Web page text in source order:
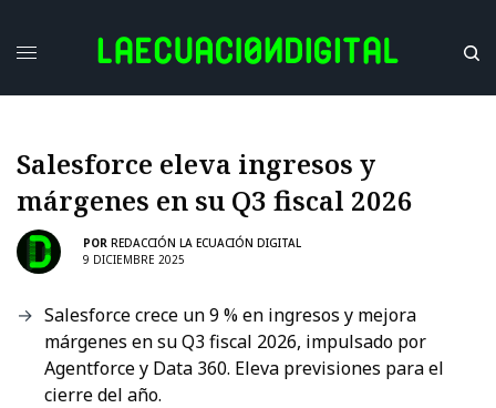
Salesforce eleva ingresos y
márgenes en su Q3 fiscal 2026
POR REDACCIÓN LA ECUACIÓN DIGITAL
9 DICIEMBRE 2025
Salesforce crece un 9 % en ingresos y mejora
márgenes en su Q3 fiscal 2026, impulsado por
Agentforce y Data 360. Eleva previsiones para el
cierre del año.